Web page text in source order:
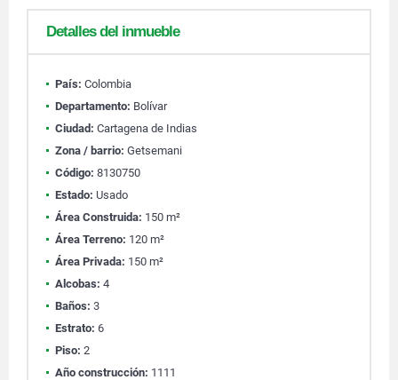
Detalles del inmueble
País: Colombia
Departamento: Bolívar
Ciudad: Cartagena de Indias
Zona / barrio: Getsemani
Código: 8130750
Estado: Usado
Área Construida: 150 m²
Área Terreno: 120 m²
Área Privada: 150 m²
Alcobas: 4
Baños: 3
Estrato: 6
Piso: 2
Año construcción: 1111